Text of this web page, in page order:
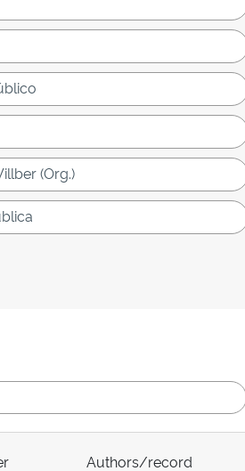
Authors/record